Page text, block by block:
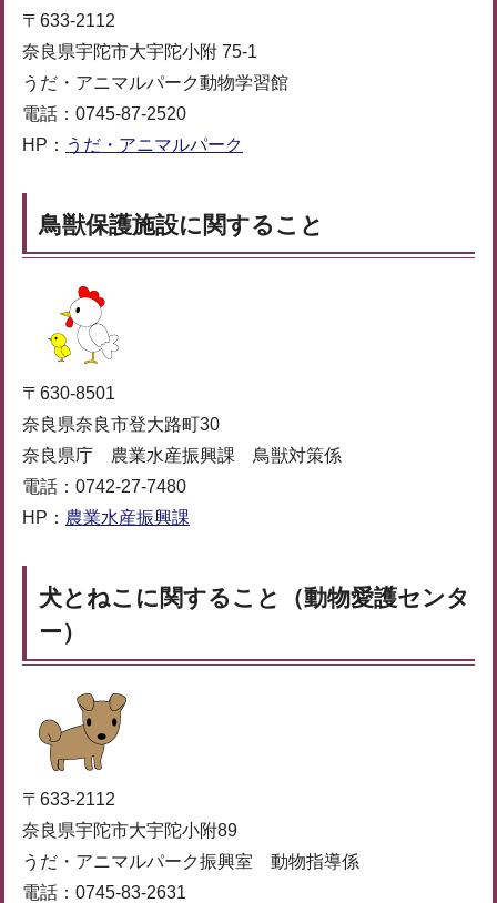
〒633-2112
奈良県宇陀市大宇陀小附 75-1
うだ・アニマルパーク動物学習館
電話：0745-87-2520
HP： うだ・アニマルパーク
鳥獣保護施設に関すること
〒630-8501
奈良県奈良市登大路町30
奈良県庁 農業水産振興課 鳥獣対策係
電話：0742-27-7480
HP： 農業水産振興課
犬とねこに関すること（動物愛護センタ
ー）
〒633-2112
奈良県宇陀市大宇陀小附89
うだ・アニマルパーク振興室 動物指導係
電話：0745-83-2631